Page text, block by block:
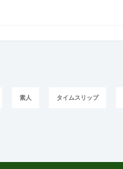
素人 タイムスリップ